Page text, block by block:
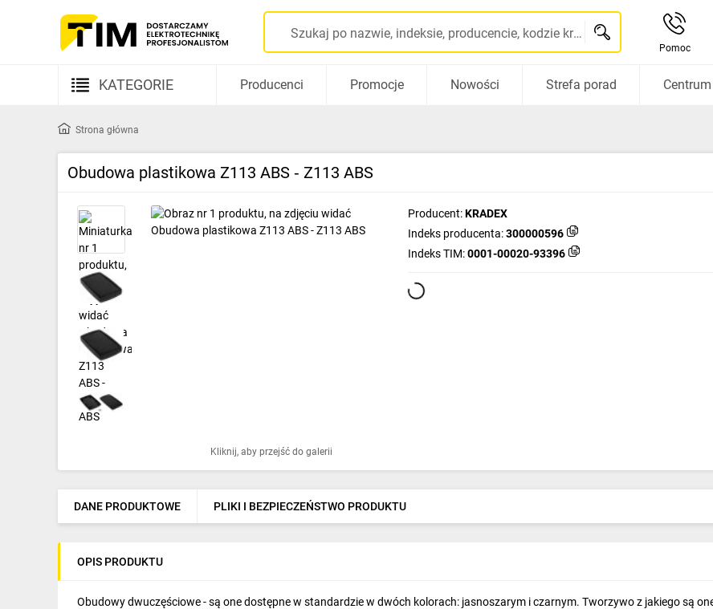
Szukaj po nazwie, indeksie, producencie, kodzie kreskowym...
Pomoc
KATEGORIE
Kable i przewody
Rozdzielnice i obudowy
Elementy prowadzenia kabli
Fotowoltaika
Gniazda i łączniki
Źródła światła
Oprawy oświetleniowe
Ochrona odgromowa
Pompy ciepła
Ogrzewanie
Elektronarzędzia i mierniki
Napędy elektryczne
Producenci Promocje Nowości Strefa porad Centrum
Strona główna
Obudowa plastikowa Z113 ABS ‑ Z113 ABS
Kliknij, aby przejść do galerii
Producent:KRADEX
Indeks producenta:300000596
Indeks TIM:0001-00020-93396
DANE PRODUKTOWE PLIKI I BEZPIECZEŃSTWO PRODUKTU
OPIS PRODUKTU
Obudowy dwuczęściowe - są one dostępne w standardzie w dwóch kolorach: jasnoszarym i czarnym. Tworzywo z jakiego są